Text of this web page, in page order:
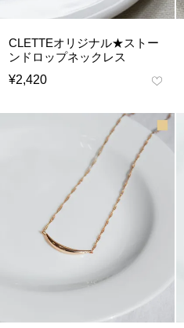
CLETTEオリジナル★ストー
ンドロップネックレス
¥2,420